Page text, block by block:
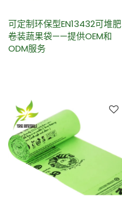
可定制环保型EN13432可堆肥
卷装蔬果袋——提供OEM和
ODM服务